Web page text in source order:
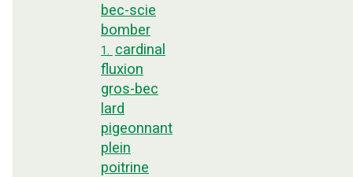
bec-scie
bomber
1.
cardinal
fluxion
gros-bec
lard
pigeonnant
plein
poitrine